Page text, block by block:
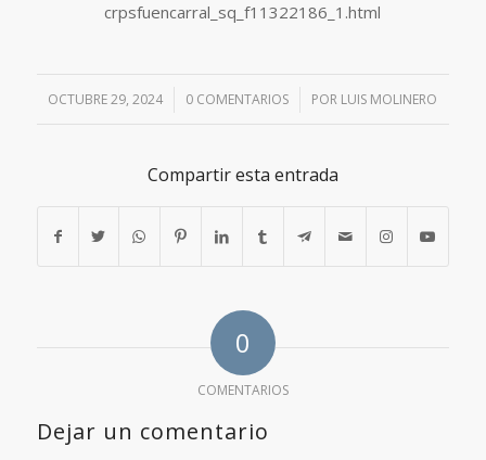
crpsfuencarral_sq_f11322186_1.html
OCTUBRE 29, 2024
/ 0 COMENTARIOS
/ POR LUIS MOLINERO
Compartir esta entrada
0
COMENTARIOS
Dejar un comentario